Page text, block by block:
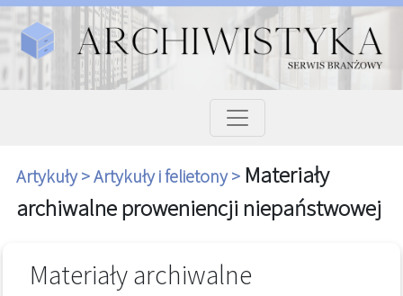
Artykuły >Artykuły i felietony > Materiały
archiwalne proweniencji niepaństwowej
Materiały archiwalne